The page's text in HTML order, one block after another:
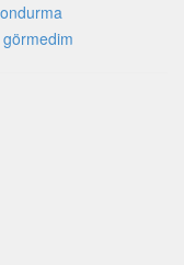
görmedim